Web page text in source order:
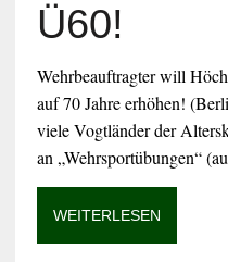
Ü60!
Wehrbeauftragter will
auf 70 Jahre erhöhen!
viele Vogtländer der
an „Wehrsportübungen“
WEITERLESEN